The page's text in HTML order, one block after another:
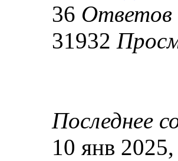
36 Ответов
31932
Последнее
10 янв